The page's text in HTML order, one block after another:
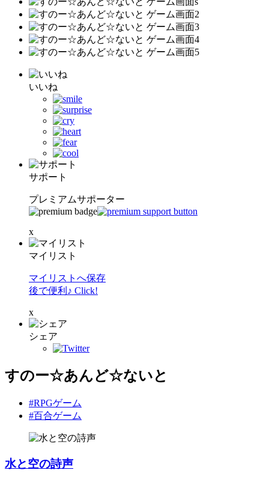
いいね
サポート
プレミアムサポーター
x
マイリスト
マイリストへ保存
後で便利♪ Click!
x
シェア
すのー☆あんど☆ないと
#RPGゲーム
#百合ゲーム
水と空の詩声